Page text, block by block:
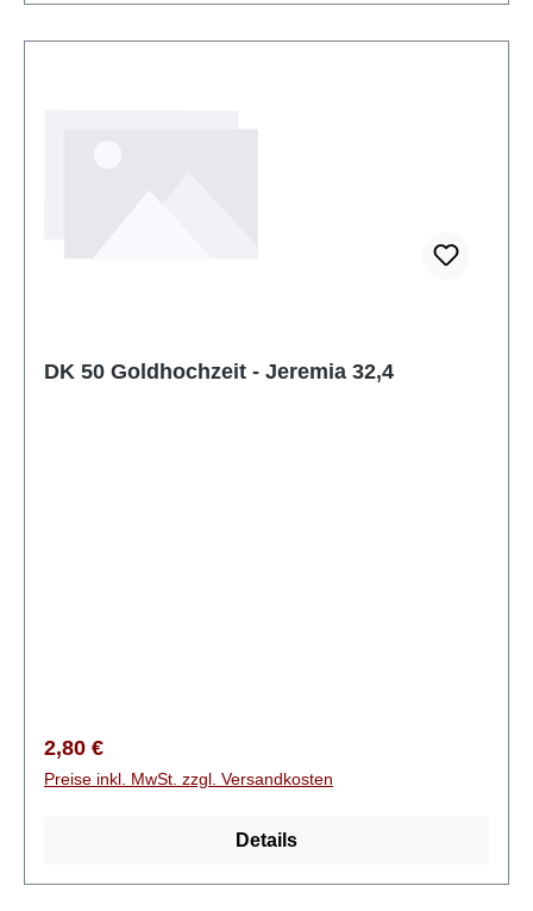
DK 50 Goldhochzeit - Jeremia 32,4
Regulärer Preis:
2,80 €
Preise inkl. MwSt. zzgl. Versandkosten
Details